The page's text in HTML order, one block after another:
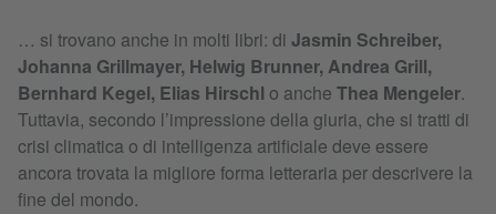
… si trovano anche in molti libri: di Jasmin Schreiber,
Johanna Grillmayer, Helwig Brunner, Andrea Grill,
Bernhard Kegel, Elias Hirschl o anche Thea Mengeler.
Tuttavia, secondo l’impressione della giuria, che si tratti di
crisi climatica o di intelligenza artificiale deve essere
ancora trovata la migliore forma letteraria per descrivere la
fine del mondo.